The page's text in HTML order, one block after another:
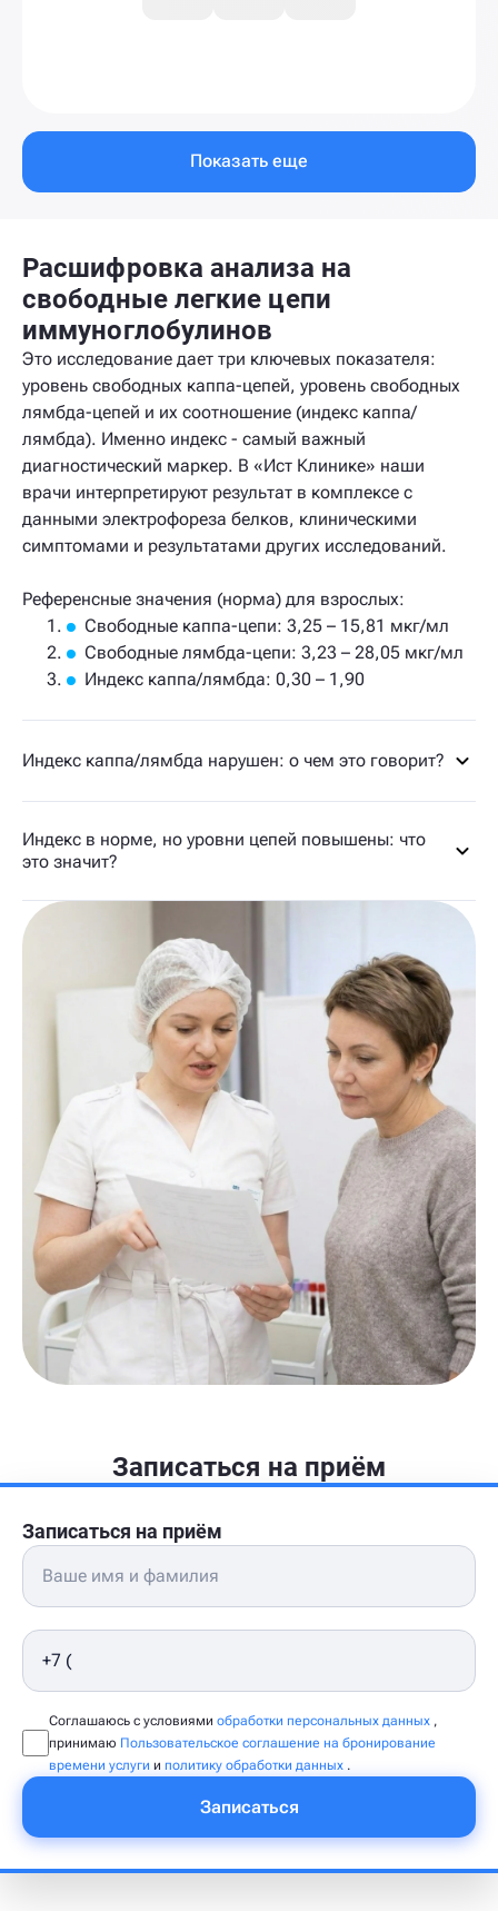
Показать еще
Расшифровка анализа на
свободные легкие цепи
иммуноглобулинов
Это исследование дает три ключевых показателя:
уровень свободных каппа-цепей, уровень свободных
лямбда-цепей и их соотношение (индекс каппа/
лямбда). Именно индекс - самый важный
диагностический маркер. В «Ист Клинике» наши
врачи интерпретируют результат в комплексе с
данными электрофореза белков, клиническими
симптомами и результатами других исследований.
Референсные значения (норма) для взрослых:
Свободные каппа-цепи: 3,25 – 15,81 мкг/мл
Свободные лямбда-цепи: 3,23 – 28,05 мкг/мл
Индекс каппа/лямбда: 0,30 – 1,90
Индекс каппа/лямбда нарушен: о чем это говорит?
Индекс в норме, но уровни цепей повышены: что
это значит?
Записаться на приём
Записаться на приём
Соглашаюсь с условиями обработки персональных данных ,
принимаю Пользовательское соглашение на бронирование
времени услуги и политику обработки данных .
Записаться